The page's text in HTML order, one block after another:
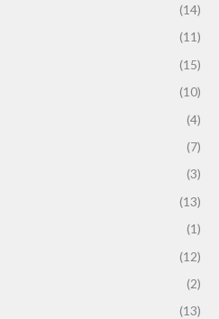
(14)
(11)
(15)
(10)
(4)
(7)
(3)
(13)
(1)
(12)
(2)
(13)